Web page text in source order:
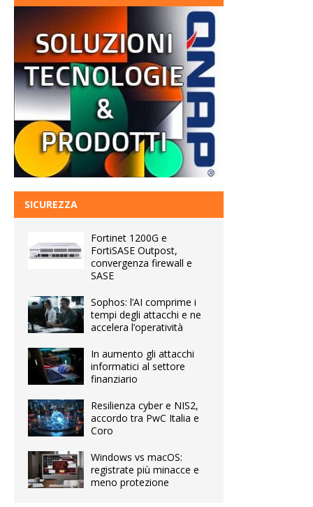
SICUREZZA
Fortinet 1200G e
FortiSASE Outpost,
convergenza firewall e
SASE
Sophos: l’AI comprime i
tempi degli attacchi e ne
accelera l’operatività
In aumento gli attacchi
informatici al settore
finanziario
Resilienza cyber e NIS2,
accordo tra PwC Italia e
Coro
Windows vs macOS:
registrate più minacce e
meno protezione